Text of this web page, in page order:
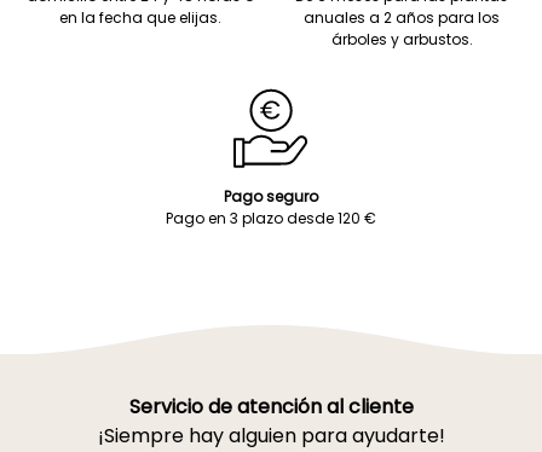
en la fecha que elijas.
anuales a 2 años para los
árboles y arbustos.
Pago seguro
Pago en 3 plazo desde 120 €
Servicio de atención al cliente
¡Siempre hay alguien para ayudarte!